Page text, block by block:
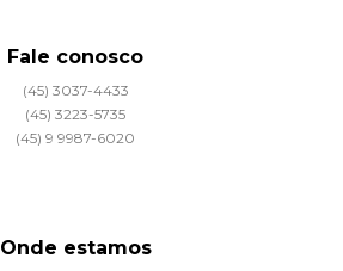
Fale conosco
(45) 3037-4433
(45) 3223-5735
(45) 9 9987-6020
Onde estamos